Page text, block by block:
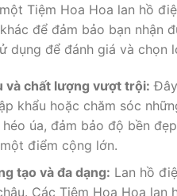
Tiệm Hoa Hoa lan hồ
để đảm bảo bạn nhận
dụng để đánh giá và chọn
và chất lượng vượt trội:
khẩu hoặc chăm sóc
héo úa, đảm bảo độ bền
điểm cộng lớn.
tạo và đa dạng: Lan hồ
Các Tiệm Hoa Hoa